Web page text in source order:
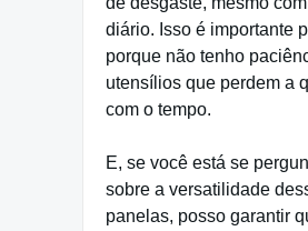
diário. Isso é importante
porque não tenho
utensílios que perdem a
com o tempo.
E, se você está se
sobre a versatilidade
panelas, posso garantir